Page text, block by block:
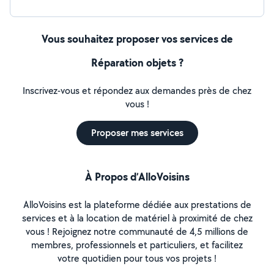
Vous souhaitez proposer vos services de
Réparation objets ?
Inscrivez-vous et répondez aux demandes près de chez
vous !
Proposer mes services
À Propos d’AlloVoisins
AlloVoisins est la plateforme dédiée aux prestations de
services et à la location de matériel à proximité de chez
vous ! Rejoignez notre communauté de 4,5 millions de
membres, professionnels et particuliers, et facilitez
votre quotidien pour tous vos projets !